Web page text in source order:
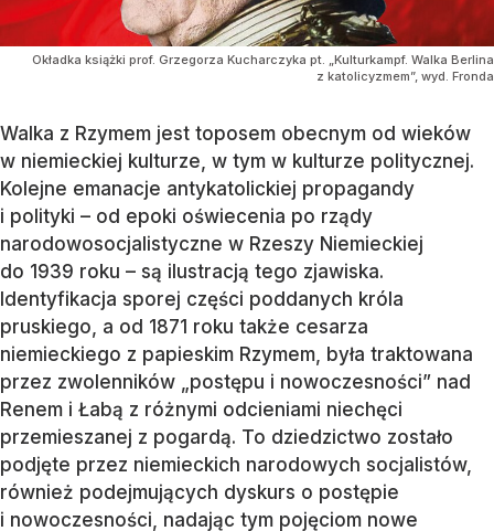
Okładka książki prof. Grzegorza Kucharczyka pt. „Kulturkampf. Walka Berlina
z katolicyzmem”, wyd. Fronda
Walka z Rzymem jest toposem obecnym od wieków
w niemieckiej kulturze, w tym w kulturze politycznej.
Kolejne emanacje antykatolickiej propagandy
i polityki – od epoki oświecenia po rządy
narodowosocjalistyczne w Rzeszy Niemieckiej
do 1939 roku – są ilustracją tego zjawiska.
Identyfikacja sporej części poddanych króla
pruskiego, a od 1871 roku także cesarza
niemieckiego z papieskim Rzymem, była traktowana
przez zwolenników „postępu i nowoczesności” nad
Renem i Łabą z różnymi odcieniami niechęci
przemieszanej z pogardą. To dziedzictwo zostało
podjęte przez niemieckich narodowych socjalistów,
również podejmujących dyskurs o postępie
i nowoczesności, nadając tym pojęciom nowe